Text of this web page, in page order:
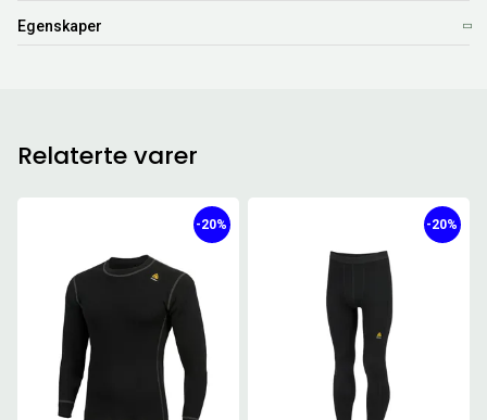
Egenskaper
Relaterte varer
-20% -20%